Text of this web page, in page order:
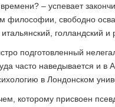
– успевает
философии, свободно
голландский и
подготовленный
часто наведывается и в
в Лондонском
которому присвоен